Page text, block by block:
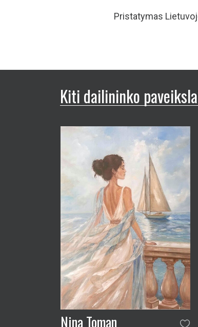
Nina Toman
Ten, kur laukia
70×50 cm
390€